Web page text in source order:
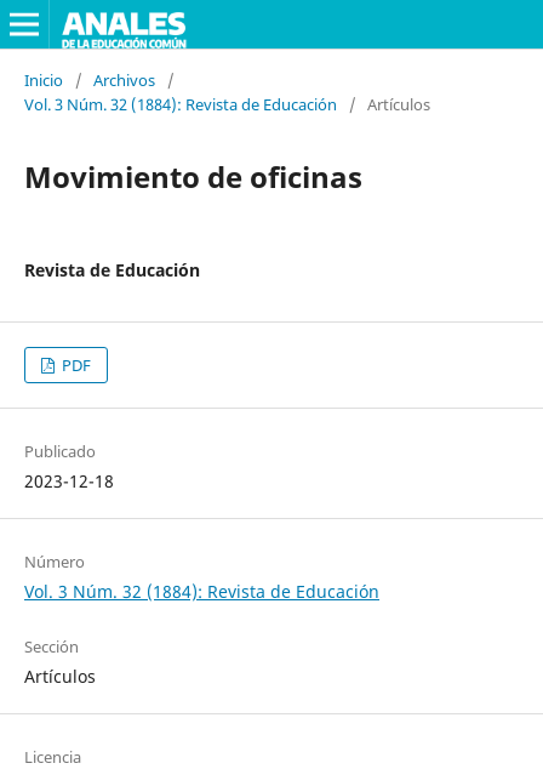
Inicio / Archivos
/
Vol. 3 Núm. 32 (1884): Revista de Educación
/ Artículos
Movimiento de oficinas
Revista de Educación
PDF
Publicado
2023-12-18
Número
Vol. 3 Núm. 32 (1884): Revista de Educación
Sección
Artículos
Licencia